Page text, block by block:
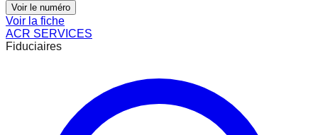
Voir le numéro
Voir la fiche
ACR SERVICES
Fiduciaires